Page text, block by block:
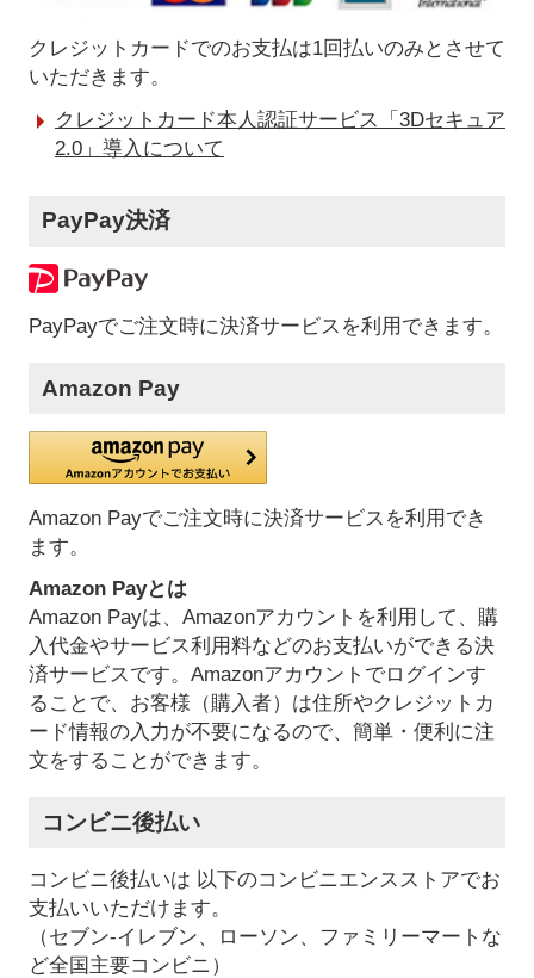
クレジットカードでのお支払は1回払いのみとさせて
いただきます。
クレジットカード本人認証サービス「3Dセキュア
2.0」導入について
PayPay決済
PayPayでご注文時に決済サービスを利用できます。
Amazon Pay
Amazon Payでご注文時に決済サービスを利用でき
ます。
Amazon Payとは
Amazon Payは、Amazonアカウントを利用して、購
入代金やサービス利用料などのお支払いができる決
済サービスです。Amazonアカウントでログインす
ることで、お客様（購入者）は住所やクレジットカ
ード情報の入力が不要になるので、簡単・便利に注
文をすることができます。
コンビニ後払い
コンビニ後払いは 以下のコンビニエンスストアでお
支払いいただけます。
（セブン-イレブン、ローソン、ファミリーマートな
ど全国主要コンビニ）